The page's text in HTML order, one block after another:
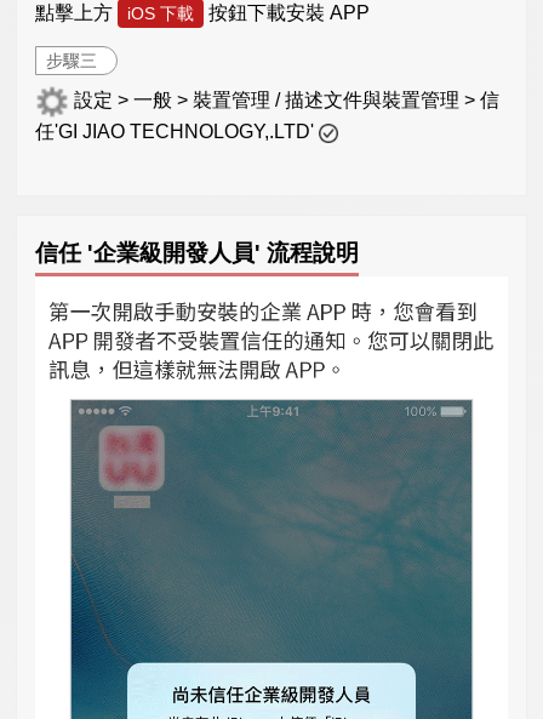
點擊上方 iOS 下載 按鈕下載安裝 APP
步驟三
設定 > 一般 > 裝置管理 / 描述文件與裝置管理 > 信
任'GI JIAO TECHNOLOGY,.LTD'
信任 '企業級開發人員' 流程說明